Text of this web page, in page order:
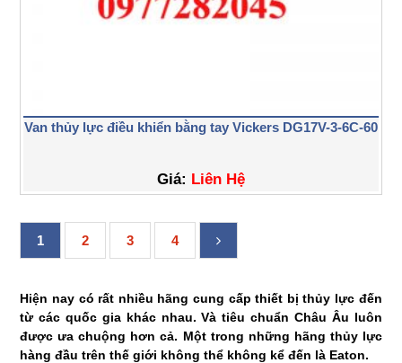
Hiện nay có rất nhiều hãng cung cấp thiết bị thủy lực đến
từ các quốc gia khác nhau. Và tiêu chuẩn Châu Âu luôn
được ưa chuộng hơn cả. Một trong những hãng thủy lực
hàng đầu trên thế giới không thể không kể đến là Eaton.
Van thủy lực điều khiển bằng tay Vickers DG17V-3-6C-60
Giá: Liên Hệ
1 2 3 4